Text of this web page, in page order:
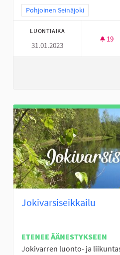
Rajaa tulokset teeman mukaan:
Pohjoinen Seinäjoki
LUONTIAIKA
31.01.2023
19
Jokivarsiseikkailu
ETENEE ÄÄNESTYKSEEN
Jokivarren luonto- ja